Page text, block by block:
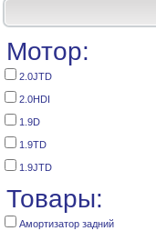
Мотор:
2.0JTD
2.0HDI
1.9D
1.9TD
1.9JTD
Товары:
Амортизатор задний